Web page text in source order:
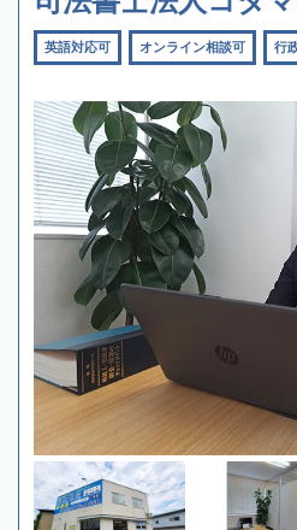
英語対応可 オンライン相談可 行